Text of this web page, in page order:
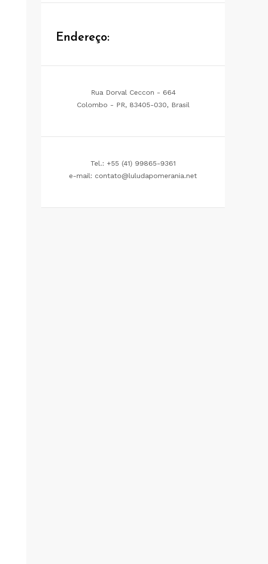
Endereço:
Rua Dorval Ceccon - 664
Colombo - PR, 83405-030, Brasil
Tel.: +55 (41) 99865-9361
e-mail: contato@luludapomerania.net